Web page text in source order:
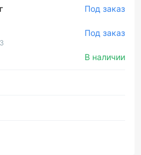
Под заказ
Под заказ
В наличии